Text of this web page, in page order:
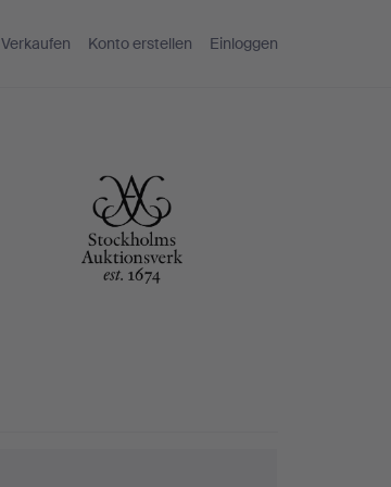
Verkaufen Konto erstellen Einloggen